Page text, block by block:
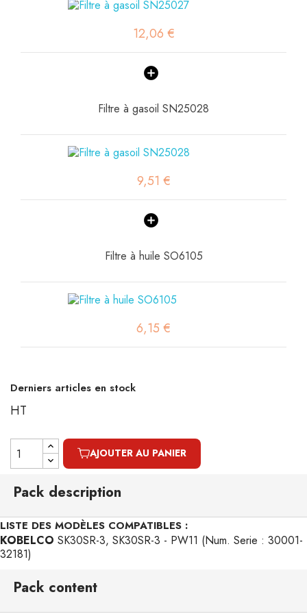
12,06 €
Filtre à gasoil SN25028
9,51 €
Filtre à huile SO6105
6,15 €
Derniers articles en stock
HT
AJOUTER AU PANIER
Pack description
LISTE DES MODÈLES COMPATIBLES :
KOBELCO SK30SR-3, SK30SR-3 - PW11 (Num. Serie : 30001-
32181)
Pack content